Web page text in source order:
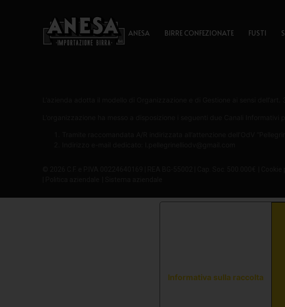
ANESA BIRRE CONFEZIONATE FUSTI
Informativa sulla raccolta